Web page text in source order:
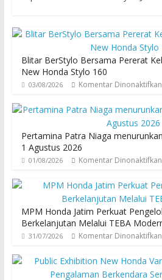
Blitar BerStylo Bersama Pererat
New Honda Stylo 160
03/08/2026 Komentar Dinonaktifkan
Pertamina Patra Niaga
1 Agustus 2026
01/08/2026 Komentar Dinonaktifkan
MPM Honda Jatim Perkuat
Berkelanjutan Melalui TEBA
31/07/2026 Komentar Dinonaktifkan